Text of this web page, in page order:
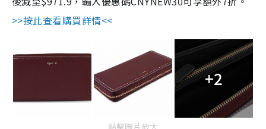
>>按此查看購買詳情<<
+2
點擊圖片放大